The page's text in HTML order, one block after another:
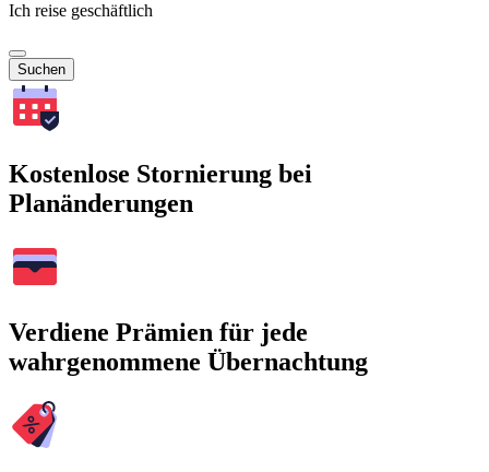
Ich reise geschäftlich
Suchen
Kostenlose Stornierung bei
Planänderungen
Verdiene Prämien für jede
wahrgenommene Übernachtung